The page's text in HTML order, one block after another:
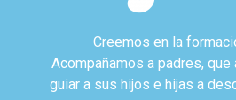
Creemos en la
Acompañamos a padres,
guiar a sus hijos e hijas a